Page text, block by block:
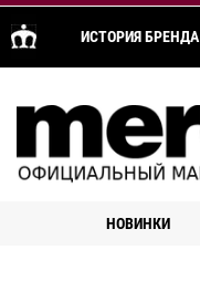
ИСТОРИЯ БРЕНДА
НОВИНКИ